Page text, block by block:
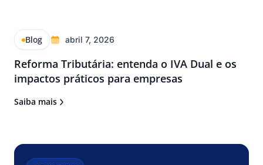
Blog abril 7, 2026
Reforma Tributária: entenda o IVA Dual e os
impactos práticos para empresas
Saiba mais